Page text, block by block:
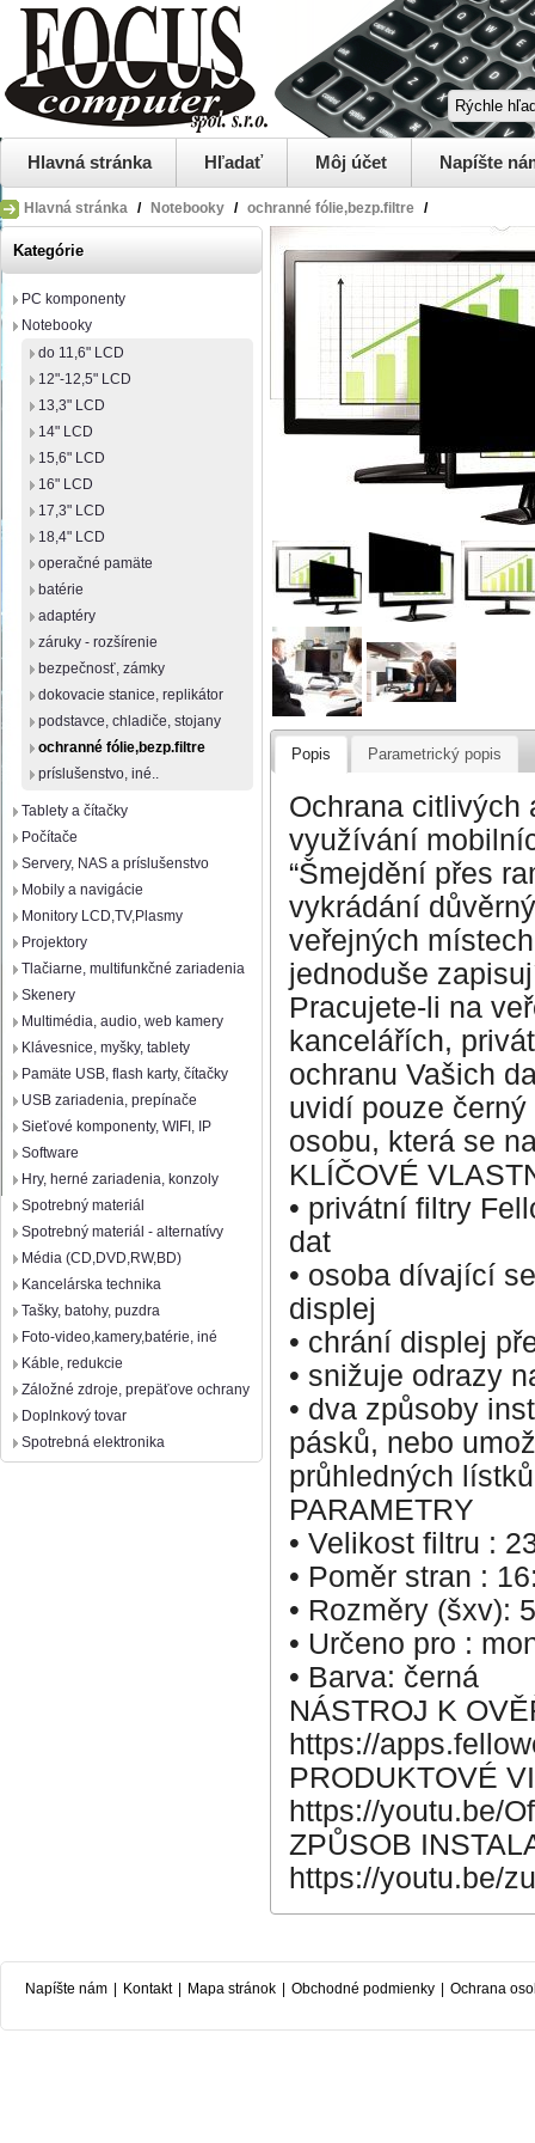
Hlavná stránka Hľadať Môj účet Napíšte
Hlavná stránka / Notebooky / ochranné fólie,bezp.filtre /
Kategórie
PC komponenty
Notebooky
do 11,6" LCD
12"-12,5" LCD
13,3" LCD
14" LCD
15,6" LCD
16" LCD
17,3" LCD
18,4" LCD
operačné pamäte
batérie
adaptéry
záruky - rozšírenie
bezpečnosť, zámky
dokovacie stanice, replikátor
podstavce, chladiče, stojany
ochranné fólie,bezp.filtre
príslušenstvo, iné..
Tablety a čítačky
Počítače
Servery, NAS a príslušenstvo
Mobily a navigácie
Monitory LCD,TV,Plasmy
Projektory
Tlačiarne, multifunkčné zariadenia
Skenery
Multimédia, audio, web kamery
Klávesnice, myšky, tablety
Pamäte USB, flash karty, čítačky
USB zariadenia, prepínače
Sieťové komponenty, WIFI, IP
Software
Hry, herné zariadenia, konzoly
Spotrebný materiál
Spotrebný materiál - alternatívy
Média (CD,DVD,RW,BD)
Kancelárska technika
Tašky, batohy, puzdra
Foto-video,kamery,batérie, iné
Káble, redukcie
Záložné zdroje, prepäťove ochrany
Doplnkový tovar
Spotrebná elektronika
Popis Parametrický popis
Ochrana citlivých
využívání
“Šmejdění přes
vykrádání
veřejných
jednoduše
Pracujete-li na
kancelářích,
ochranu Vašich
uvidí pouze
osobu, která se
KLÍČOVÉ
• privátní filtry
dat
• osoba dívající
displej
• chrání displej
• snižuje odrazy
• dva způsoby
pásků, nebo
průhledných lístků
PARAMETRY
• Velikost filtru :
• Poměr stran :
• Rozměry (šxv):
• Určeno pro :
• Barva: černá
NÁSTROJ K
https://
PRODUKTOVÉ
https://youtu.be/
ZPŮSOB
https://youtu.be/
Napíšte nám | Kontakt | Mapa stránok | Obchodné podmienky | Ochrana